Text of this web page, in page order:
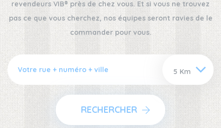
revendeurs VIB® près de chez vous. Et si vous ne trouvez
pas ce que vous cherchez, nos équipes seront ravies de le
commander pour vous.
RECHERCHER